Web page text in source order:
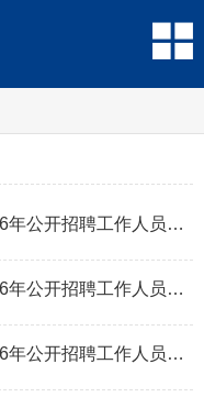
宁夏回族自治区文物考古研究所2026年公开招聘工作人员公告（硕士研究生及以
宁夏回族自治区教育科学研究所2026年公开招聘工作人员公告
宁夏回族自治区气象科学研究所2026年公开招聘工作人员公告